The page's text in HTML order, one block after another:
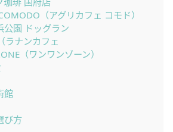
（アグリカフェ コモド）
園 ドッグラン
ラナンカフェ
（ワンワンゾーン）
館
び方